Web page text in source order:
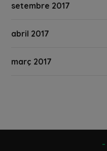
setembre 2017
abril 2017
març 2017